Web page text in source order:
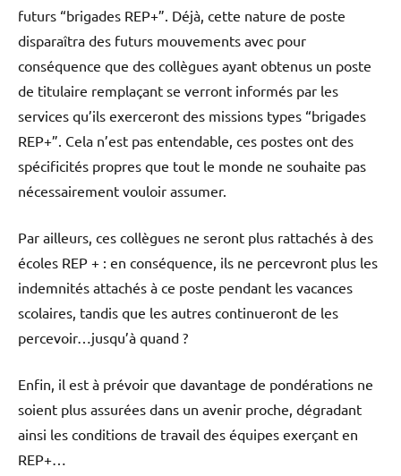
futurs “brigades REP+”. Déjà, cette nature de poste
disparaîtra des futurs mouvements avec pour
conséquence que des collègues ayant obtenus un poste
de titulaire remplaçant se verront informés par les
services qu’ils exerceront des missions types “brigades
REP+”. Cela n’est pas entendable, ces postes ont des
spécificités propres que tout le monde ne souhaite pas
nécessairement vouloir assumer.
Par ailleurs, ces collègues ne seront plus rattachés à des
écoles REP + : en conséquence, ils ne percevront plus les
indemnités attachés à ce poste pendant les vacances
scolaires, tandis que les autres continueront de les
percevoir…jusqu’à quand ?
Enfin, il est à prévoir que davantage de pondérations ne
soient plus assurées dans un avenir proche, dégradant
ainsi les conditions de travail des équipes exerçant en
REP+…